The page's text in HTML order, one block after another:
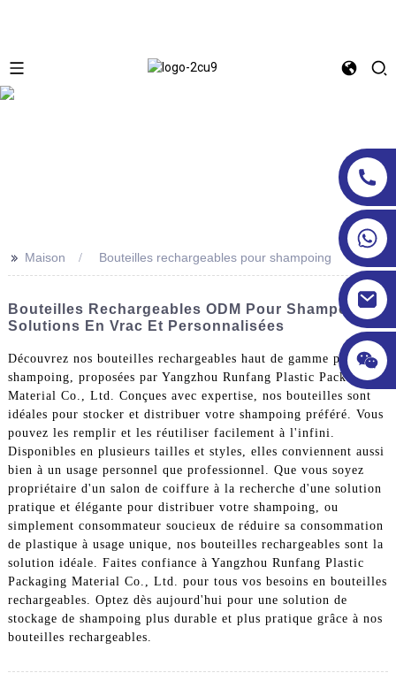
>> Maison Bouteilles rechargeables pour shampoing
Bouteilles Rechargeables ODM Pour Shampoing –
Solutions En Vrac Et Personnalisées
Découvrez nos bouteilles rechargeables haut de gamme pour
shampoing, proposées par Yangzhou Runfang Plastic Packaging
Material Co., Ltd. Conçues avec expertise, nos bouteilles sont
idéales pour stocker et distribuer votre shampoing préféré. Vous
pouvez les remplir et les réutiliser facilement à l'infini.
Disponibles en plusieurs tailles et styles, elles conviennent aussi
bien à un usage personnel que professionnel. Que vous soyez
propriétaire d'un salon de coiffure à la recherche d'une solution
pratique et élégante pour distribuer votre shampoing, ou
simplement consommateur soucieux de réduire sa consommation
de plastique à usage unique, nos bouteilles rechargeables sont la
solution idéale. Faites confiance à Yangzhou Runfang Plastic
Packaging Material Co., Ltd. pour tous vos besoins en bouteilles
rechargeables. Optez dès aujourd'hui pour une solution de
stockage de shampoing plus durable et plus pratique grâce à nos
bouteilles rechargeables.